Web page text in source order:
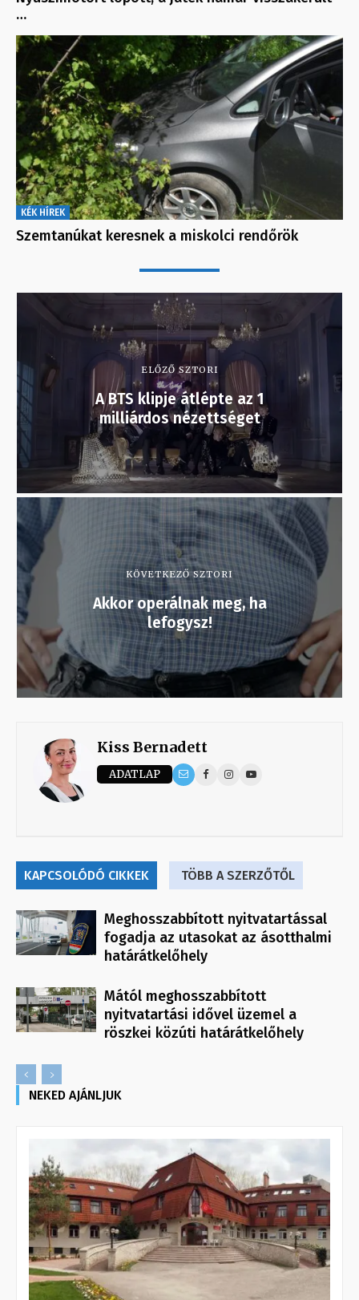
…
KÉK HÍREK
Szemtanúkat keresnek a miskolci rendőrök
ELŐZŐ SZTORI
A BTS klipje átlépte az 1
milliárdos nézettséget
KÖVETKEZŐ SZTORI
Akkor operálnak meg, ha
lefogysz!
Kiss Bernadett
ADATLAP
KAPCSOLÓDÓ CIKKEK TÖBB A SZERZŐTŐL
Meghosszabbított nyitvatartással
fogadja az utasokat az ásotthalmi
határátkelőhely
Mától meghosszabbított
nyitvatartási idővel üzemel a
röszkei közúti határátkelőhely
NEKED AJÁNLJUK